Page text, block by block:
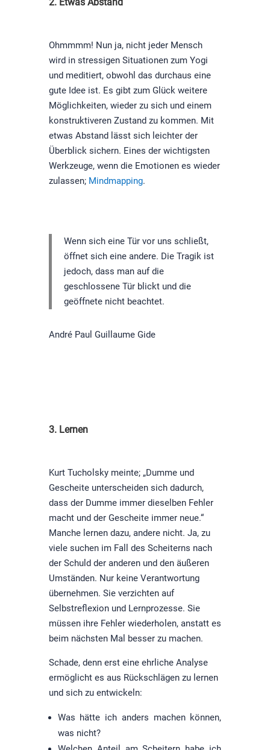
Ohmmmm! Nun ja, nicht jeder Mensch
wird in stressigen Situationen zum Yogi
und meditiert, obwohl das durchaus eine
gute Idee ist. Es gibt zum Glück weitere
Möglichkeiten, wieder zu sich und einem
konstruktiveren Zustand zu kommen. Mit
etwas Abstand lässt sich leichter der
Überblick sichern. Eines der wichtigsten
Werkzeuge, wenn die Emotionen es wieder
zulassen; Mindmapping.
Wenn sich eine Tür vor uns schließt,
öffnet sich eine andere. Die Tragik ist
jedoch, dass man auf die
geschlossene Tür blickt und die
geöffnete nicht beachtet.
André Paul Guillaume Gide
3. Lernen
Kurt Tucholsky meinte; „Dumme und
Gescheite unterscheiden sich dadurch,
dass der Dumme immer dieselben Fehler
macht und der Gescheite immer neue.“
Manche lernen dazu, andere nicht. Ja, zu
viele suchen im Fall des Scheiterns nach
der Schuld der anderen und den äußeren
Umständen. Nur keine Verantwortung
übernehmen. Sie verzichten auf
Selbstreflexion und Lernprozesse. Sie
müssen ihre Fehler wiederholen, anstatt es
beim nächsten Mal besser zu machen.
Schade, denn erst eine ehrliche Analyse
ermöglicht es aus Rückschlägen zu lernen
und sich zu entwickeln:
Was hätte ich anders machen können,
was nicht?